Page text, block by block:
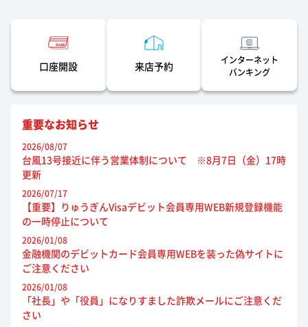
口座開設 来店予約
インターネット
バンキング
重要なお知らせ
2026/08/07
台風13号接近に伴う営業体制について ※8月7日（金）17時
更新
2026/07/17
【重要】りゅうぎんVisaデビット会員専用WEB新規登録機能
の一時停止について
2026/01/08
金融機関のデビットカード会員専用WEBを装った偽サイトに
ご注意ください
2026/01/08
「社長」や「役員」になりすました詐欺メールにご注意くだ
さい